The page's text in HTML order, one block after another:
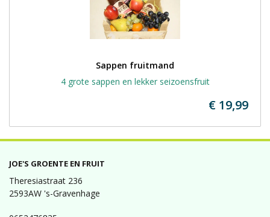
Sappen fruitmand
4 grote sappen en lekker seizoensfruit
€ 19,99
JOE'S GROENTE EN FRUIT
Theresiastraat 236
2593AW 's-Gravenhage